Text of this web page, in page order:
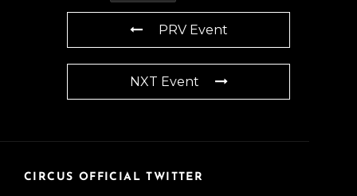
PRV Event
NXT Event
CIRCUS OFFICIAL TWITTER